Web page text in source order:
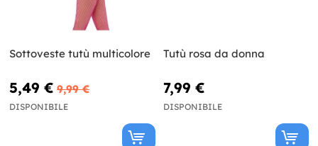
Sottoveste tutù multicolore
5,49 € 9,99 €
DISPONIBILE
Tutù rosa da donna
7,99 €
DISPONIBILE